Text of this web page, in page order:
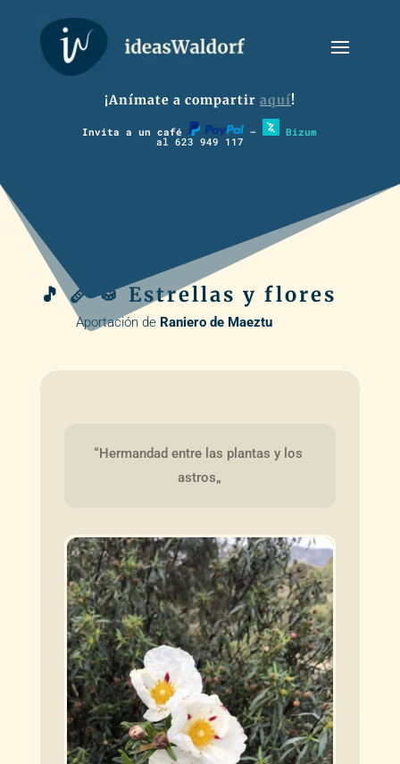
¡Anímate a compartir aquí!
Invita a un café – Bizum
al 623 949 117
🎵 🪈 🥁 Estrellas y flores
Aportación de Raniero de Maeztu
“Hermandad entre las plantas y los
astros„